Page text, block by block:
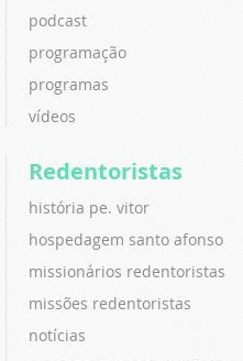
podcast
programação
programas
vídeos
Redentoristas
história pe. vitor
hospedagem santo afonso
missionários redentoristas
missões redentoristas
notícias